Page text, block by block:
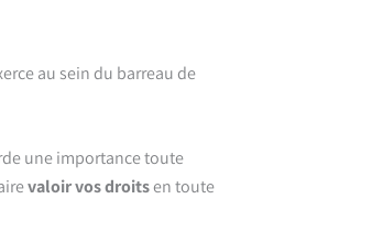
au sein du barreau de
une importance toute
valoir vos droitsen toute